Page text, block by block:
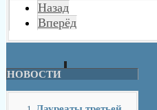
Назад
Вперёд
НОВОСТИ